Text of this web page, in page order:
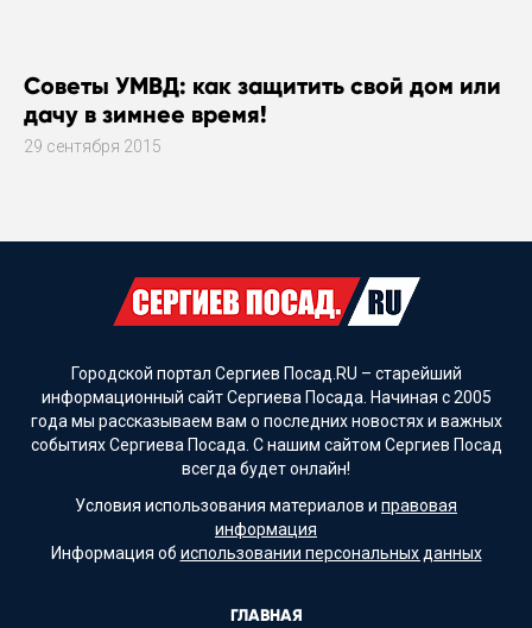
Советы УМВД: как защитить свой дом или
дачу в зимнее время!
29 сентября 2015
Городской портал Сергиев Посад.RU – старейший
информационный сайт Сергиева Посада. Начиная с 2005
года мы рассказываем вам о последних новостях и важных
событиях Сергиева Посада. С нашим сайтом Сергиев Посад
всегда будет онлайн!
Условия использования материалов и правовая
информация
Информация об использовании персональных данных
ГЛАВНАЯ